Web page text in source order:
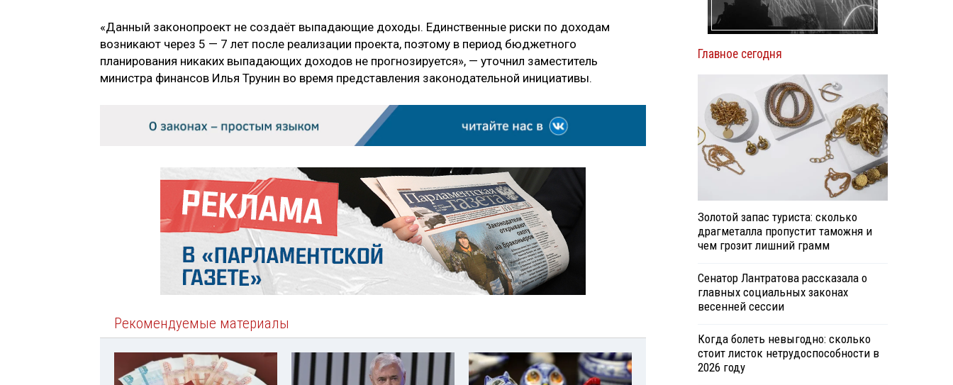
«Данный законопроект не создаёт выпадающие доходы. Единственные риски по доходам
возникают через 5 — 7 лет после реализации проекта, поэтому в период бюджетного
планирования никаких выпадающих доходов не прогнозируется», — уточнил заместитель
министра финансов Илья Трунин во время представления законодательной инициативы.
Рекомендуемые материалы
Главное сегодня
Золотой запас туриста: сколько
драгметалла пропустит таможня и
чем грозит лишний грамм
Сенатор Лантратова рассказала о
главных социальных законах
весенней сессии
Когда болеть невыгодно: сколько
стоит листок нетрудоспособности в
2026 году